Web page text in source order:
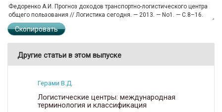
Скопировать
Другие статьи в этом выпуске
Герами В.Д.
Логистические центры: международная
терминология и классификация